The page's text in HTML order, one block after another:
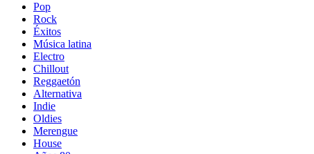
Pop
Rock
Éxitos
Música latina
Electro
Chillout
Reggaetón
Alternativa
Indie
Oldies
Merengue
House